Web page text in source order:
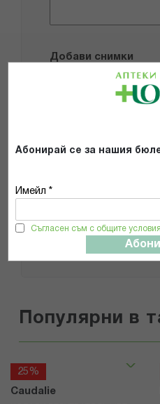
Абонирай се за нашия
Имейл *
Съгласен съм с общите
Добави снимки
Препоръчвам
Общите условия и
Популярни в
25%
Caudalie